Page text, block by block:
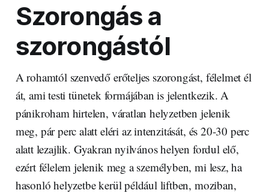
Szorongás a
szorongástól
A rohamtól szenvedő erőteljes szorongást, félelmet él
át, ami testi tünetek formájában is jelentkezik. A
pánikroham hirtelen, váratlan helyzetben jelenik
meg, pár perc alatt eléri az intenzitását, és 20-30 perc
alatt lezajlik. Gyakran nyilvános helyen fordul elő,
ezért félelem jelenik meg a személyben, mi lesz, ha
hasonló helyzetbe kerül például liftben, moziban,